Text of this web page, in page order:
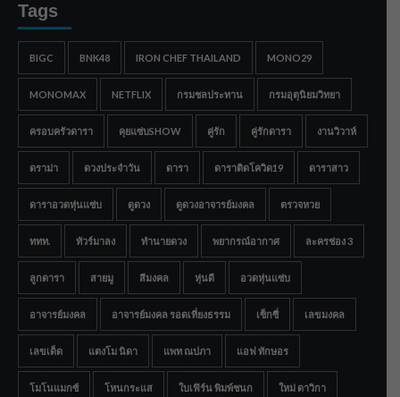
Tags
BIGC BNK48 IRON CHEF THAILAND MONO29
MONOMAX NETFLIX กรมชลประทาน กรมอุตุนิยมวิทยา
ครอบครัวดารา คุยแซ่บSHOW คู่รัก คู่รักดารา งานวิวาห์
ดราม่า ดวงประจำวัน ดารา ดาราติดโควิด19 ดาราสาว
ดาราอวดหุ่นแซ่บ ดูดวง ดูดวงอาจารย์มงคล ตรวจหวย
ททท. ทัวร์มาลง ทำนายดวง พยากรณ์อากาศ ละครช่อง 3
ลูกดารา สายมู สีมงคล หุ่นดี อวดหุ่นแซ่บ
อาจารย์มงคล อาจารย์มงคล รอดเที่ยงธรรม เซ็กซี่ เลขมงคล
เลขเด็ด แตงโม นิดา แพท ณปภา แอฟ ทักษอร
โมโนแมกซ์ โหนกระแส ใบเฟิร์น พิมพ์ชนก ใหม่ ดาวิกา